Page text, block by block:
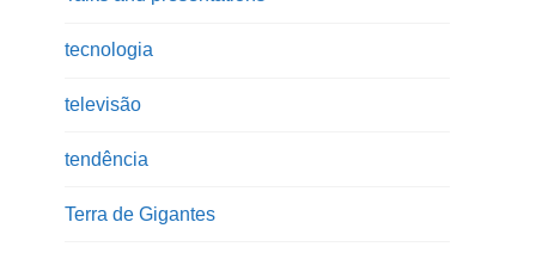
tecnologia
televisão
tendência
Terra de Gigantes